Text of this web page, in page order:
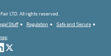
LTD. All rights reserved.
Stuff Regulation
Safe and Secure